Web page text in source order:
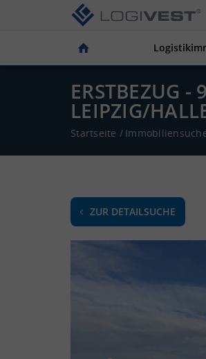
ERSTBEZUG -
LEIPZIG/
Startseite /
ZUR DETAILSUCHE